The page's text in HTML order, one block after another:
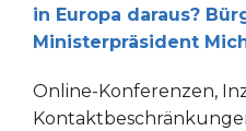
in Europa daraus?
Ministerpräsident
Online-Konferenzen,